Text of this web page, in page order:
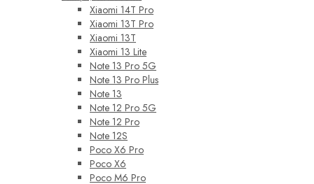
Xiaomi 14T Pro
Xiaomi 13T Pro
Xiaomi 13T
Xiaomi 13 Lite
Note 13 Pro 5G
Note 13 Pro Plus
Note 13
Note 12 Pro 5G
Note 12 Pro
Note 12S
Poco X6 Pro
Poco X6
Poco M6 Pro